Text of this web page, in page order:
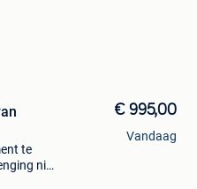
te
niet
€ 995,00
Vandaag